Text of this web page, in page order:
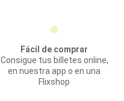
Fácil de comprar
Consigue tus billetes online,
en nuestra app o en una
Flixshop